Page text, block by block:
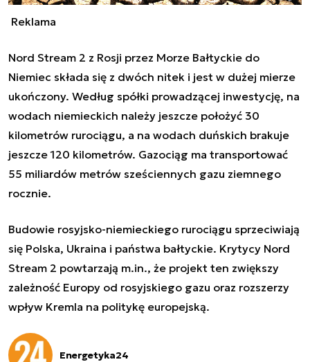
Reklama
Nord Stream 2 z Rosji przez Morze Bałtyckie do
Niemiec składa się z dwóch nitek i jest w dużej mierze
ukończony. Według spółki prowadzącej inwestycję, na
wodach niemieckich należy jeszcze położyć 30
kilometrów rurociągu, a na wodach duńskich brakuje
jeszcze 120 kilometrów. Gazociąg ma transportować
55 miliardów metrów sześciennych gazu ziemnego
rocznie.
Budowie rosyjsko-niemieckiego rurociągu sprzeciwiają
się Polska, Ukraina i państwa bałtyckie. Krytycy Nord
Stream 2 powtarzają m.in., że projekt ten zwiększy
zależność Europy od rosyjskiego gazu oraz rozszerzy
wpływ Kremla na politykę europejską.
Energetyka24